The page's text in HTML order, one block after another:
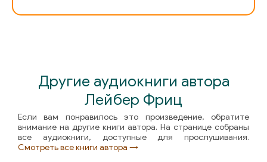
Другие аудиокниги автора
Лейбер Фриц
Если вам понравилось это произведение, обратите
внимание на другие книги автора. На странице собраны
все аудиокниги, доступные для прослушивания.
Смотреть все книги автора →